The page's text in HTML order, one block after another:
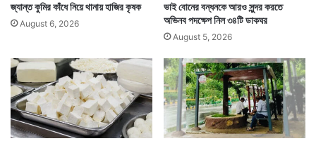
এই এফএম রেডিও চ্যানেলটি কিন্তু সর্বত্র প্রচারিত হবেনা। হবে
কেবল কানপুর জেলা সংশোধনাগারে। তার ফ্রিকোয়েন্সিও কেবল
জেলের চত্বরের মধ্যেই কার্যকরী হবে। বাইরে নয়।
জ্যান্ত কুমির কাঁধে নিয়ে থানায় হাজির কৃষক
August 6, 2026
ভাই বোনের বন্ধনকে আরও সুন্দর করতে
অভিনব পদক্ষেপ নিল ৩৪টি ডাকঘর
August 5, 2026